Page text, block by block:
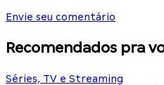
Envie seu comentário
Recomendados pra
Séries, TV e Streaming